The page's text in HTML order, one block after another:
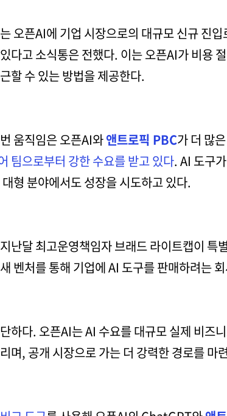
오픈AI에 기업 시장으로의 대규모 신규 진
다고 소식통은 전했다. 이는 오픈AI가 비용
할 수 있는 방법을 제공한다.
움직임은 오픈AI와앤트로픽 PBC가 더 많
팀으로부터 강한 수요를 받고 있다. AI 도구
형 분야에서도 성장을 시도하고 있다.
난달 최고운영책임자 브래드 라이트캡이 특
벤처를 통해 기업에 AI 도구를 판매하려는
하다. 오픈AI는 AI 수요를 대규모 실제 비즈
며, 공개 시장으로 가는 더 강력한 경로를 마